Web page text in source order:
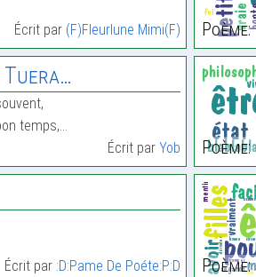
Écrit par (F)Fleurlune Mimi(F) Poème:
temps,…
Écrit parYob Poème:
Écrit par :D:Pame De Poéte:P:D Poème: